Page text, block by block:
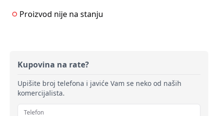
Proizvod nije na stanju
Kupovina na rate?
Upišite broj telefona i javiće Vam se neko od naših
komercijalista.